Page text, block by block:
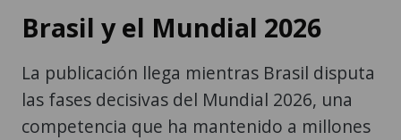
Brasil y el Mundial 2026
La publicación llega mientras Brasil disputa
las fases decisivas del Mundial 2026, una
competencia que ha mantenido a millones